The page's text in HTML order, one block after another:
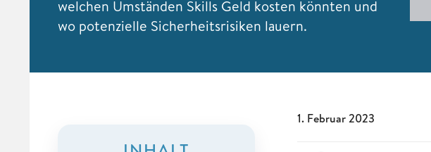
welchen Umständen Skills Geld kosten könnten und
wo potenzielle Sicherheitsrisiken lauern.
1. Februar 2023